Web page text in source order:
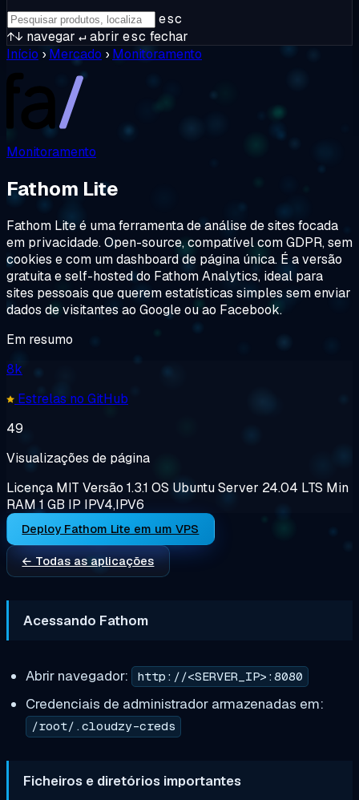
esc
↑↓ navegar ↵abrir esc fechar
Início › Mercado › Monitoramento
Monitoramento
Fathom Lite
Fathom Lite é uma ferramenta de análise de sites focada
em privacidade. Open-source, compatível com GDPR, sem
cookies e com um dashboard de página única. É a versão
gratuita e self-hosted do Fathom Analytics, ideal para
sites pessoais que querem estatísticas simples sem enviar
dados de visitantes ao Google ou ao Facebook.
Em resumo
8k
Estrelas no GitHub
49
Visualizações de página
Licença MIT Versão 1.3.1 OS Ubuntu Server 24.04 LTS Min
RAM 1 GB IP IPV4,IPV6
Deploy Fathom Lite em um VPS
← Todas as aplicações
Acessando Fathom
Abrir navegador: http://<SERVER_IP>:8080
Credenciais de administrador armazenadas em:
/root/.cloudzy-creds
Ficheiros e diretórios importantes